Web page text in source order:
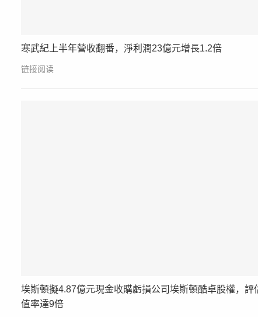
寒武紀上半年營收翻番，淨利潤23億元增長1.2倍
链接阅读
埃斯頓擬4.87億元現金收購虧損公司埃斯頓酷卓股權，評
值率達9倍